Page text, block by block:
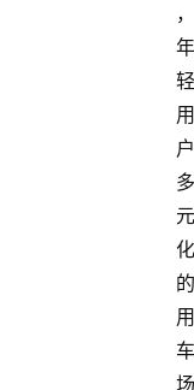
，
年
轻
用
户
多
元
化
的
用
车
场